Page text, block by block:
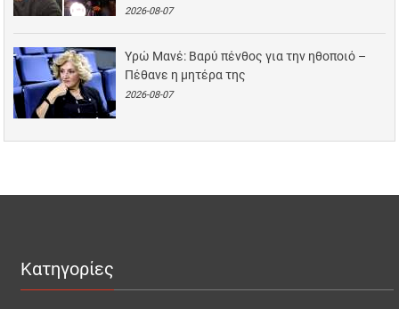
2026-08-07
Υρώ Μανέ: Βαρύ πένθος για την ηθοποιό –
Πέθανε η μητέρα της
2026-08-07
Κατηγορίες